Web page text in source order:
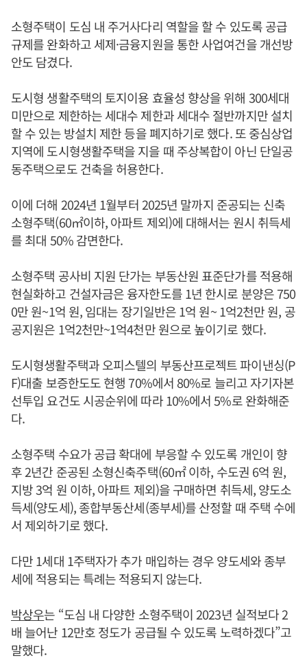
소형주택이 도심 내 주거사다리 역할을 할 수 있도록 공급
규제를 완화하고 세제·금융지원을 통한 사업여건을 개선방
안도 담겼다.
도시형 생활주택의 토지이용 효율성 향상을 위해 300세대
미만으로 제한하는 세대수 제한과 세대수 절반까지만 설치
할 수 있는 방설치 제한 등을 폐지하기로 했다. 또 중심상업
지역에 도시형생활주택을 지을 때 주상복합이 아닌 단일공
동주택으로도 건축을 허용한다.
이에 더해 2024년 1월부터 2025년 말까지 준공되는 신축
소형주택(60㎡이하, 아파트 제외)에 대해서는 원시 취득세
를 최대 50% 감면한다.
소형주택 공사비 지원 단가는 부동산원 표준단가를 적용해
현실화하고 건설자금은 융자한도를 1년 한시로 분양은 750
0만 원~1억 원, 임대는 장기일반은 1억 원~ 1억2천만 원, 공
공지원은 1억2천만~1억4천만 원으로 높이기로 했다.
도시형생활주택과 오피스텔의 부동산프로젝트 파이낸싱(P
F)대출 보증한도도 현행 70%에서 80%로 늘리고 자기자본
선투입 요건도 시공순위에 따라 10%에서 5%로 완화해준
다.
소형주택 수요가 공급 확대에 부응할 수 있도록 개인이 향
후 2년간 준공된 소형신축주택(60㎡ 이하, 수도권 6억 원,
지방 3억 원 이하, 아파트 제외)을 구매하면 취득세, 양도소
득세(양도세), 종합부동산세(종부세)를 산정할 때 주택 수에
서 제외하기로 했다.
다만 1세대 1주택자가 추가 매입하는 경우 양도세와 종부
세에 적용되는 특례는 적용되지 않는다.
박상우는 “도심 내 다양한 소형주택이 2023년 실적보다 2
배 늘어난 12만호 정도가 공급될 수 있도록 노력하겠다”고
말했다.